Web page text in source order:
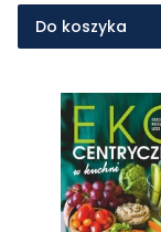
Do koszyka